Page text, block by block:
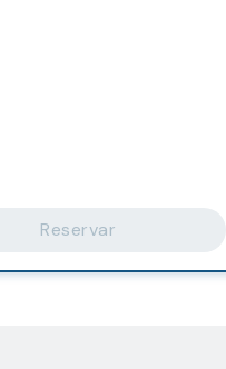
Reservar